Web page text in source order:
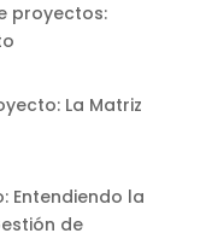
proyectos:
La Matriz
Entendiendo la
de